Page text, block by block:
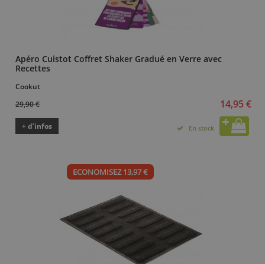
Apéro Cuistot Coffret Shaker Gradué en Verre avec
Recettes
Cookut
29,90 €
14,95 €
+ d’infos En stock
ECONOMISEZ 13,97 €